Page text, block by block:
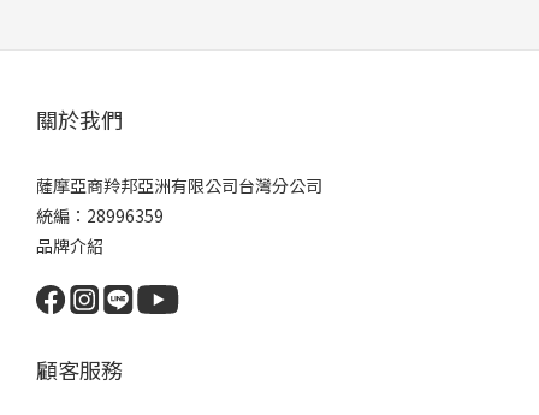
關於我們
薩摩亞商羚邦亞洲有限公司台灣分公司
統編：28996359
品牌介紹
顧客服務